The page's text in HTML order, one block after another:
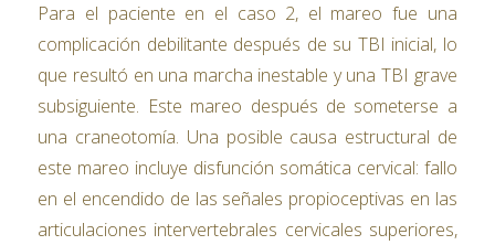
Para el paciente en el caso 2, el mareo fue una
complicación debilitante después de su TBI inicial, lo
que resultó en una marcha inestable y una TBI grave
subsiguiente. Este mareo después de someterse a
una craneotomía. Una posible causa estructural de
este mareo incluye disfunción somática cervical: fallo
en el encendido de las señales propioceptivas en las
articulaciones intervertebrales cervicales superiores,